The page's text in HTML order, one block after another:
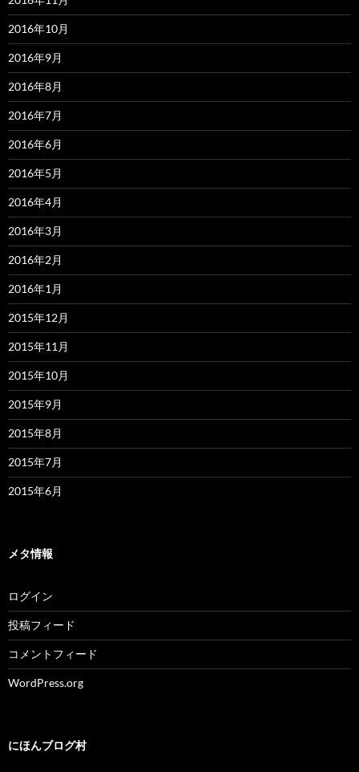
2016年10月
2016年9月
2016年8月
2016年7月
2016年6月
2016年5月
2016年4月
2016年3月
2016年2月
2016年1月
2015年12月
2015年11月
2015年10月
2015年9月
2015年8月
2015年7月
2015年6月
メタ情報
ログイン
投稿フィード
コメントフィード
WordPress.org
にほんブログ村